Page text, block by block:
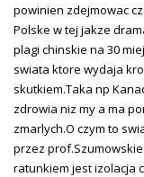
powinien zdejmowac
Polske w tej jakze
plagi chinskie na 30
swiata ktore wydaja
skutkiem.Taka np
zdrowia niz my a ma
zmarlych.O czym to
przez
ratunkiem jest izolacja